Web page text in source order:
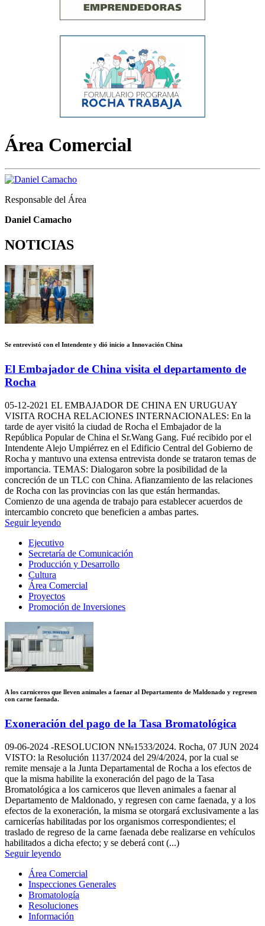
Área Comercial
Responsable del Área
Daniel Camacho
NOTICIAS
Se entrevistó con el Intendente y dió inicio a Innovación China
El Embajador de China visita el departamento de
Rocha
05-12-2021 EL EMBAJADOR DE CHINA EN URUGUAY
VISITA ROCHA RELACIONES INTERNACIONALES: En la
tarde de ayer visitó la ciudad de Rocha el Embajador de la
República Popular de China el Sr.Wang Gang. Fué recibido por el
Intendente Alejo Umpiérrez en el Edificio Central del Gobierno de
Rocha y mantuvo una extensa entrevista donde se trataron temas de
importancia. TEMAS: Dialogaron sobre la posibilidad de la
concreción de un TLC con China. Afianzamiento de las relaciones
de Rocha con las provincias con las que están hermandas.
Comienzo de una agenda de trabajo para establecer acuerdos de
intercambio concreto que beneficien a ambas partes.
Seguir leyendo
Ejecutivo
Secretaría de Comunicación
Producción y Desarrollo
Cultura
Área Comercial
Proyectos
Promoción de Inversiones
A los carniceros que lleven animales a faenar al Departamento de Maldonado y regresen
con carne faenada.
Exoneración del pago de la Tasa Bromatológica
09-06-2024 -RESOLUCION N№1533/2024. Rocha, 07 JUN 2024
VISTO: la Resolución 1137/2024 del 29/4/2024, por la cual se
remite mensaje a la Junta Departamental de Rocha a los efectos de
que la misma habilite la exoneración del pago de la Tasa
Bromatológica a los carniceros que lleven animales a faenar al
Departamento de Maldonado, y regresen con carne faenada, y a los
efectos de la exoneración, la misma se otorgará exclusivamente a las
carnicerías habilitadas por los organismos correspondientes; el
traslado de regreso de la carne faenada debe realizarse en vehículos
habilitados a dicha efecto; y se deberá cont (...)
Seguir leyendo
Área Comercial
Inspecciones Generales
Bromatología
Resoluciones
Información